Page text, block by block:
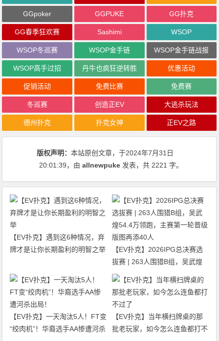
GGpoker GGPUKE GG扑克
GG春季狂欢赛 Sashimi WSOP
WSOP冬巡赛 WSOP金手链 WSOP金手链战报
WSOP高手过招 丹牛也疯狂逆转胜 优惠活动
促销活动 免费比赛 免费赛
冬巡赛 创造正EV 大逃杀玩法
德州扑克 扑克女神 正EV之路
版权声明：本站原创文章，于2024年7月31日
20:01:39，由allnewpuke 发表，共 2221 字。
【EV扑克】遇到这6种情况，弃
牌才是让你长期盈利的明智之举
【EV扑克】2026IPG总决赛选
拔赛 | 263人围猎B组，吴武煌
54.4万领跑，主赛第一轮晋级版
【EV扑克】一天淘汰5人！FT变
“绞肉机”！华裔选手AA惨遭河杀
【EV扑克】当年横扫牌桌的那
批老玩家，如今怎么连鱼都打不